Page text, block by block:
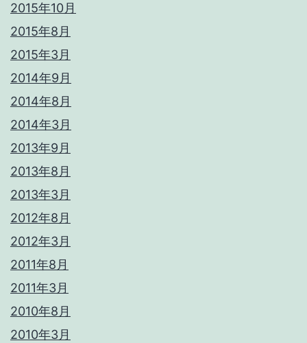
2015年10月
2015年8月
2015年3月
2014年9月
2014年8月
2014年3月
2013年9月
2013年8月
2013年3月
2012年8月
2012年3月
2011年8月
2011年3月
2010年8月
2010年3月